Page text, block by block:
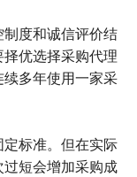
度和诚信评价结
优选择采购代理
多年使用一家采
标准。但在实际
短会增加采购成